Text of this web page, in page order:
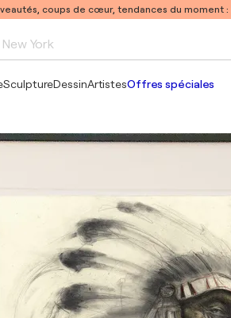
coups de cœur, tendances du moment :
New York
Pablo Picasso
SculptureDessinArtistesOffres spéciales